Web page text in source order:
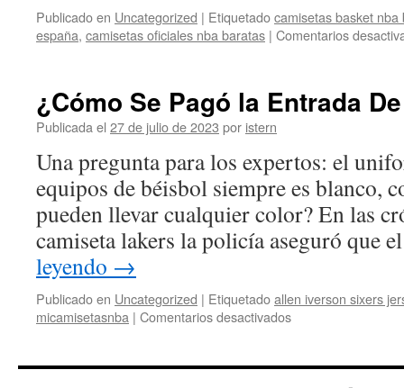
Publicado en Uncategorized | Etiquetadocamisetas basket nba
españa, camisetas oficiales nba baratas | Comentarios
¿Cómo Se Pagó la Entrada
Publicada el 27 de julio de 2023 por istern
Una pregunta para los expertos: el
equipos de béisbol siempre es blanco,
pueden llevar cualquier color? En las
camiseta lakers la policía aseguró
leyendo →
Publicado en Uncategorized | Etiquetadoallen iverson sixers
micamisetasnba | Comentarios desactivadosen
Pagó